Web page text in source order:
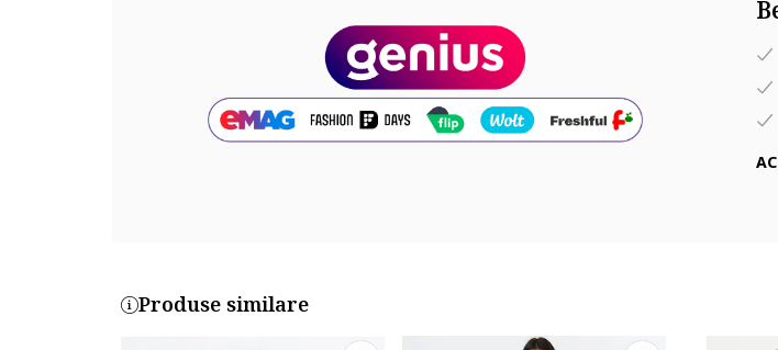
Produse similare